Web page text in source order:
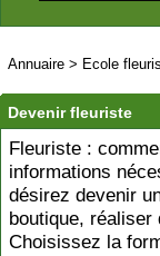
Annuaire > Ecole
Devenir fleuriste
Fleuriste :
informations
désirez devenir
boutique,
Choisissez la